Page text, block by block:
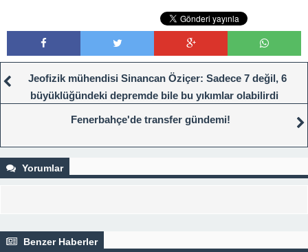
Jeofizik mühendisi Sinancan Öziçer: Sadece 7 değil, 6
büyüklüğündeki depremde bile bu yıkımlar olabilirdi
Fenerbahçe'de transfer gündemi!
Yorumlar
Benzer Haberler